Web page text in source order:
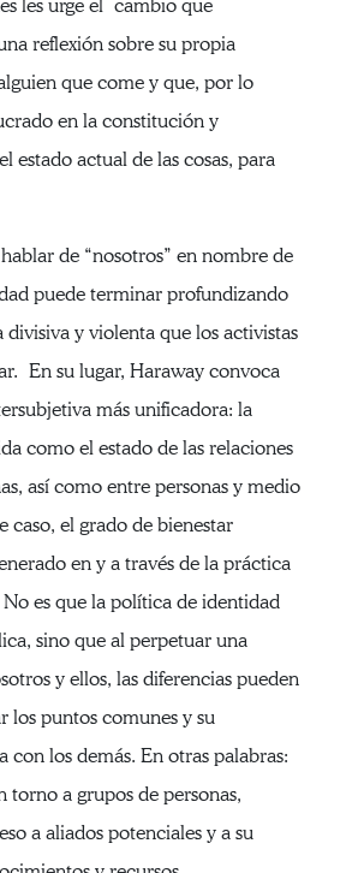
les urge el cambio que
reflexión sobre su propia
que come y que, por lo
en la constitución y
estado actual de las cosas, para
de “nosotros” en nombre de
puede terminar profundizando
divisiva y violenta que los activistas
En su lugar, Haraway convoca
más unificadora: la
como el estado de las relaciones
así como entre personas y medio
caso, el grado de bienestar
en y a través de la práctica
es que la política de identidad
sino que al perpetuar una
y ellos, las diferencias pueden
los puntos comunes y su
con los demás. En otras palabras:
torno a grupos de personas,
a aliados potenciales y a su